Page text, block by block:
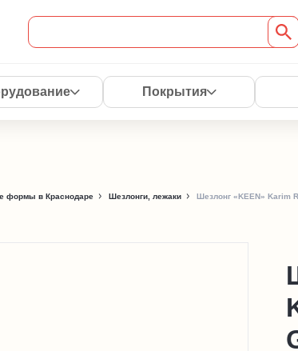
Покрытия
формы в Краснодаре Шезлонги, лежаки Шезлонг «KEEN» Karim